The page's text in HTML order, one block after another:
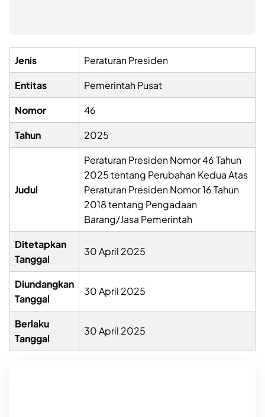
Jenis
Peraturan Presiden
Entitas
Pemerintah Pusat
Nomor
46
Tahun
2025
Judul
Peraturan Presiden Nomor 46 Tahun
2025 tentang Perubahan Kedua Atas
Peraturan Presiden Nomor 16 Tahun
2018 tentang Pengadaan
Barang/Jasa Pemerintah
Ditetapkan
Tanggal
30 April 2025
Diundangkan
Tanggal
30 April 2025
Berlaku
Tanggal
30 April 2025